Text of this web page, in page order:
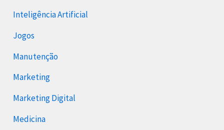
Inteligência Artificial
Jogos
Manutenção
Marketing
Marketing Digital
Medicina